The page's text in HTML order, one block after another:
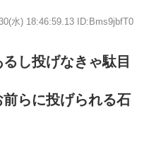
水) 18:46:59.13 ID:Bms9jbfT0
し投げなきゃ駄目
らに投げられる石